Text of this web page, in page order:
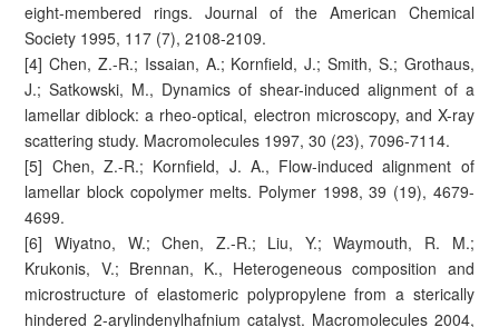
eight-membered rings. Journal of the American Chemical
Society 1995, 117 (7), 2108-2109.
[4] Chen, Z.-R.; Issaian, A.; Kornfield, J.; Smith, S.; Grothaus,
J.; Satkowski, M., Dynamics of shear-induced alignment of a
lamellar diblock: a rheo-optical, electron microscopy, and X-ray
scattering study. Macromolecules 1997, 30 (23), 7096-7114.
[5] Chen, Z.-R.; Kornfield, J. A., Flow-induced alignment of
lamellar block copolymer melts. Polymer 1998, 39 (19), 4679-
4699.
[6] Wiyatno, W.; Chen, Z.-R.; Liu, Y.; Waymouth, R. M.;
Krukonis, V.; Brennan, K., Heterogeneous composition and
microstructure of elastomeric polypropylene from a sterically
hindered 2-arylindenylhafnium catalyst. Macromolecules 2004,